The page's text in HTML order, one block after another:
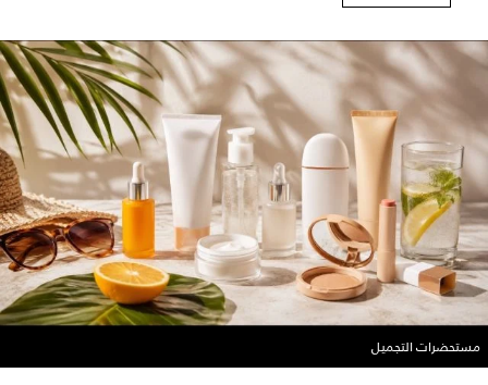
مستحضرات التجميل